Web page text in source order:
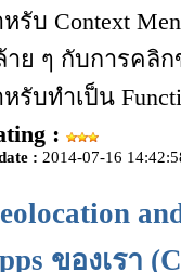
รับ Context
าย ๆ กับการคลิก
หรับทำเป็น
:
: 2014-07-16
ของเรา